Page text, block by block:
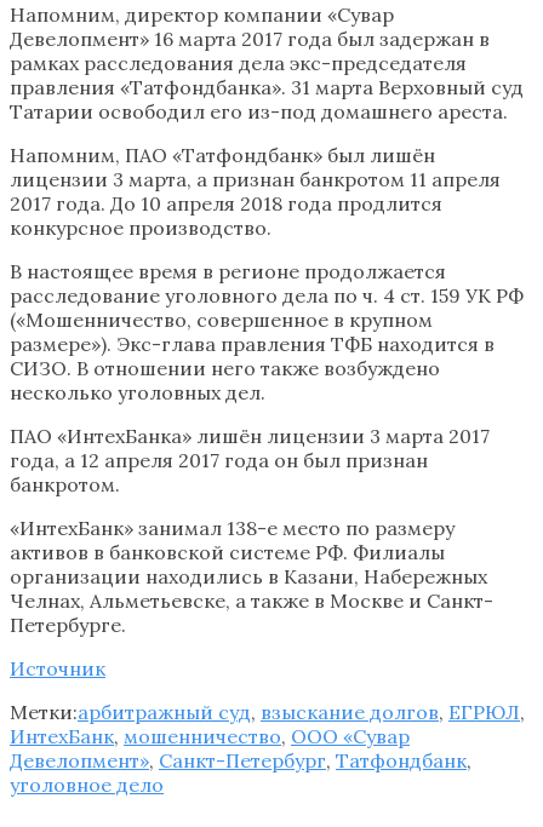
Напомним, директор компании «Сувар
Девелопмент» 16 марта 2017 года был задержан в
рамках расследования дела экс-председателя
правления «Татфондбанка». 31 марта Верховный суд
Татарии освободил его из-под домашнего ареста.
Напомним, ПАО «Татфондбанк» был лишён
лицензии 3 марта, а признан банкротом 11 апреля
2017 года. До 10 апреля 2018 года продлится
конкурсное производство.
В настоящее время в регионе продолжается
расследование уголовного дела по ч. 4 ст. 159 УК РФ
(«Мошенничество, совершенное в крупном
размере»). Экс-глава правления ТФБ находится в
СИЗО. В отношении него также возбуждено
несколько уголовных дел.
ПАО «ИнтехБанка» лишён лицензии 3 марта 2017
года, а 12 апреля 2017 года он был признан
банкротом.
«ИнтехБанк» занимал 138-е место по размеру
активов в банковской системе РФ. Филиалы
организации находились в Казани, Набережных
Челнах, Альметьевске, а также в Москве и Санкт-
Петербурге.
Источник
Метки:арбитражный суд, взыскание долгов, ЕГРЮЛ,
ИнтехБанк, мошенничество, ООО «Сувар
Девелопмент», Санкт-Петербург, Татфондбанк,
уголовное дело